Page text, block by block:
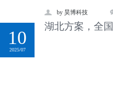
10
2025/07
by 昊博科技
湖北方案，全